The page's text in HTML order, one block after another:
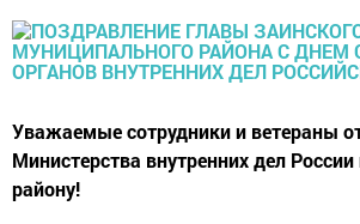
Уважаемые сотрудники и ветераны
Министерства внутренних дел
району!